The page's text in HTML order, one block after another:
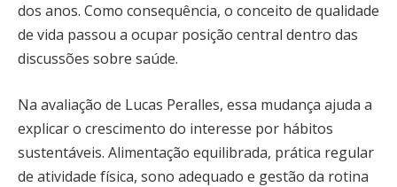
dos anos. Como consequência, o conceito de qualidade
de vida passou a ocupar posição central dentro das
discussões sobre saúde.
Na avaliação de Lucas Peralles, essa mudança ajuda a
explicar o crescimento do interesse por hábitos
sustentáveis. Alimentação equilibrada, prática regular
de atividade física, sono adequado e gestão da rotina